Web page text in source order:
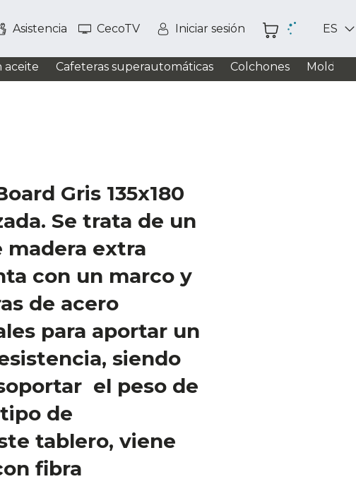
Asistencia CecoTV Iniciar sesión ES
aceite Cafeteras superautomáticas Colchones
Gris 135x180
Se trata de un
madera extra
con un marco y
de acero
para aportar un
siendo
el peso de
de
tablero, viene
fibra